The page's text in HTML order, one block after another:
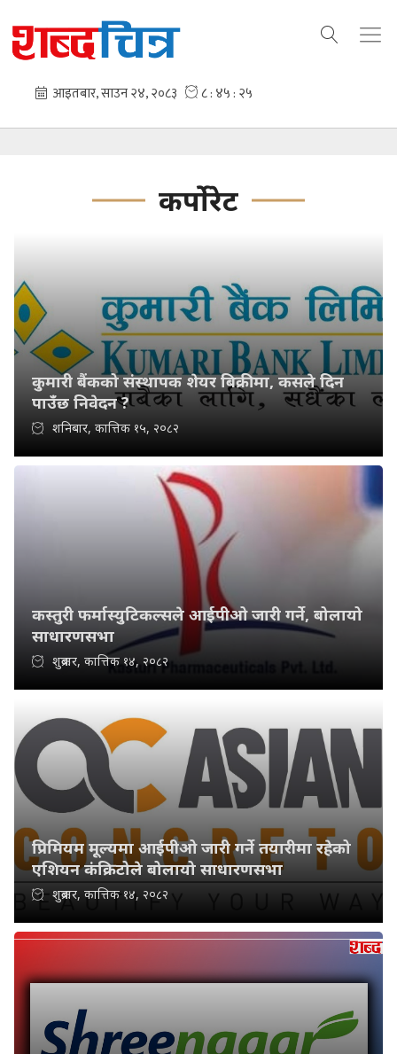
कर्पोरेट
कुमारी बैंकको संस्थापक शेयर बिक्रीमा, कसले दिन
पाउँछ निवेदन ?
शनिबार, कात्तिक १५, २०८२
कस्तुरी फर्मास्युटिकल्सले आईपीओ जारी गर्ने, बोलायो
साधारणसभा
शुक्रबार, कात्तिक १४, २०८२
प्रिमियम मूल्यमा आईपीओ जारी गर्ने तयारीमा रहेको
एशियन कंक्रिटोले बोलायो साधारणसभा
शुक्रबार, कात्तिक १४, २०८२